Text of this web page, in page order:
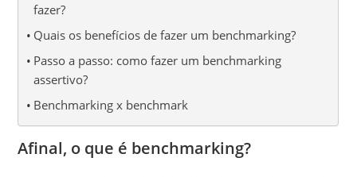
fazer?
Quais os benefícios de fazer um benchmarking?
Passo a passo: como fazer um benchmarking
assertivo?
Benchmarking x benchmark
Afinal, o que é benchmarking?